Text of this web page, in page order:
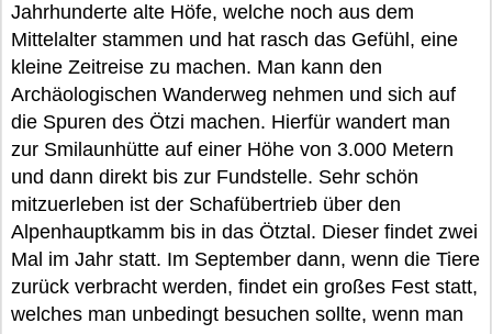
Jahrhunderte alte Höfe, welche noch aus dem
Mittelalter stammen und hat rasch das Gefühl, eine
kleine Zeitreise zu machen. Man kann den
Archäologischen Wanderweg nehmen und sich auf
die Spuren des Ötzi machen. Hierfür wandert man
zur Smilaunhütte auf einer Höhe von 3.000 Metern
und dann direkt bis zur Fundstelle. Sehr schön
mitzuerleben ist der Schafübertrieb über den
Alpenhauptkamm bis in das Ötztal. Dieser findet zwei
Mal im Jahr statt. Im September dann, wenn die Tiere
zurück verbracht werden, findet ein großes Fest statt,
welches man unbedingt besuchen sollte, wenn man